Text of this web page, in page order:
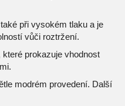
při vysokém tlaku a je
vůči roztržení.
prokazuje vhodnost
modrém provedení. Další